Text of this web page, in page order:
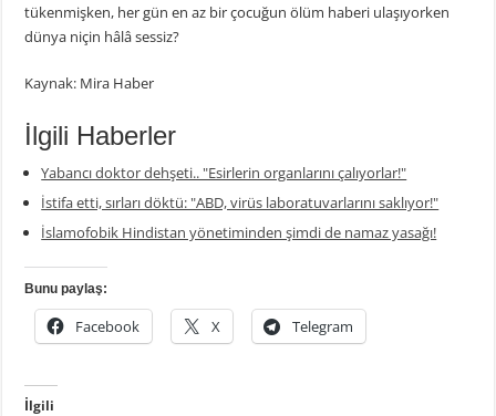
tükenmişken, her gün en az bir çocuğun ölüm haberi ulaşıyorken
dünya niçin hâlâ sessiz?
Kaynak: Mira Haber
İlgili Haberler
Yabancı doktor dehşeti.. "Esirlerin organlarını çalıyorlar!"
İstifa etti, sırları döktü: "ABD, virüs laboratuvarlarını saklıyor!"
İslamofobik Hindistan yönetiminden şimdi de namaz yasağı!
Bunu paylaş:
Facebook X Telegram
İlgili